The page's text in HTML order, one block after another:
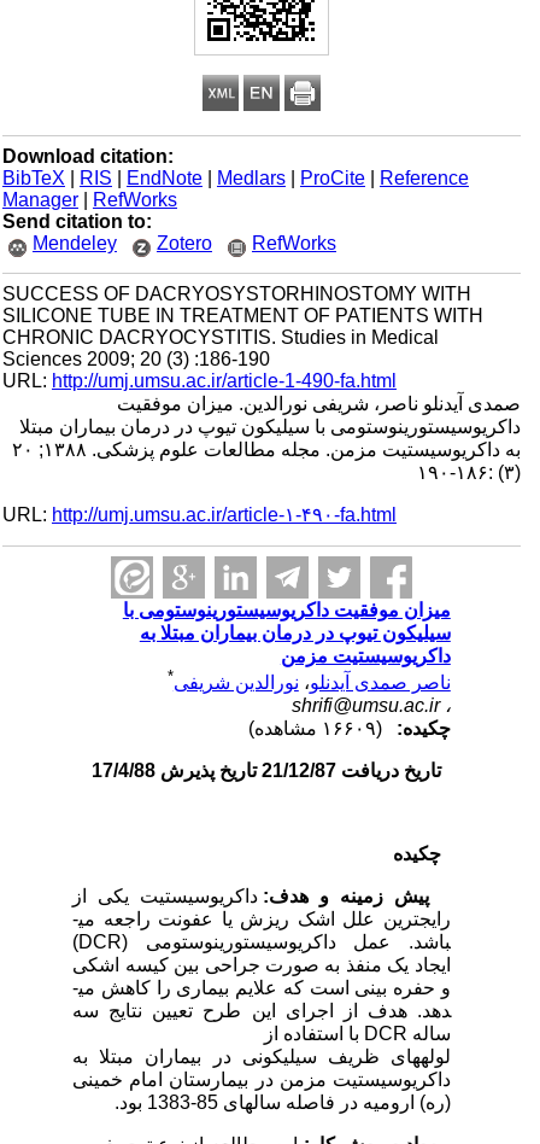
Download citation:
BibTeX
| RIS |EndNote |Medlars |ProCite |Reference
Manager
|RefWorks
Send citation to:
Mendeley
Zotero RefWorks
SUCCESS OF DACRYOSYSTORHINOSTOMY WITH
SILICONE TUBE IN TREATMENT OF PATIENTS WITH
CHRONIC DACRYOCYSTITIS. Studies in Medical
Sciences 2009; 20 (3) :186-190
URL:http://umj.umsu.ac.ir/article-1-490-fa.html
صمدی آیدنلو ناصر، شریفی نورالدین. میزان موفقیت
داکریوسیستورینوستومی با سیلیکون تیوپ در درمان بیماران مبتلا
به داکریوسیستیت مزمن. مجله مطالعات علوم پزشکی. ۱۳۸۸; ۲۰
URL:http://umj.umsu.ac.ir/article-۱-۴۹۰-fa.html
میزان موفقیت داکریوسیستورینوستومی با
سیلیکون تیوپ در درمان بیماران مبتلا به
داکریوسیستیت مزمن
ناصر صمدی آیدنلو،نورالدین شریفی
shrifi@umsu.ac.ir
چکیده:
تاریخ دریافت 21/12/87 تاریخ پذیرش 17/4/88
چکیده
پیش زمینه و هدف:داکریوسیستیت یکی از
رایج­ترین علل اشک ریزش یا عفونت راجعه می­
باشد. عمل داکریوسیستورینوستومی (DCR)
ایجاد یک منفذ به صورت جراحی بین کیسه اشکی
و حفره بینی است که علایم بیماری را کاهش می­
دهد. هدف از اجرای این طرح تعیین نتایج سه
ساله DCR با استفاده از
لوله­های ظریف سیلیکونی در بیماران مبتلا به
داکریوسیستیت مزمن در بیمارستان امام خمینی
(ره) ارومیه در فاصله سال­های 85-1383 بود.